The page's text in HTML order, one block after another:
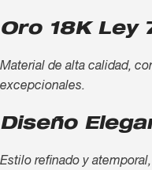
Oro 18K Ley
Material de alta calidad,
excepcionales.
Diseño
Estilo refinado y